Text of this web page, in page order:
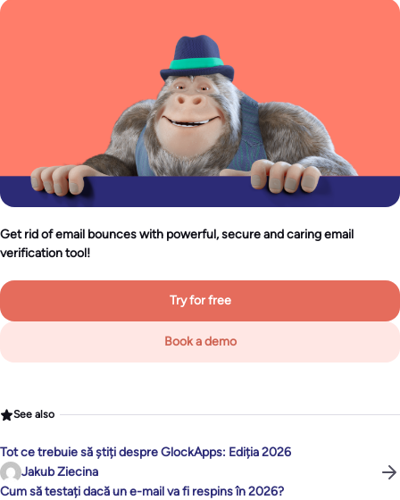
Get rid of email bounces with powerful, secure and caring email
verification tool!
Try for free
Book a demo
See also
Tot ce trebuie să știți despre GlockApps: Ediția 2026
Jakub Ziecina
Cum să testați dacă un e-mail va fi respins în 2026?